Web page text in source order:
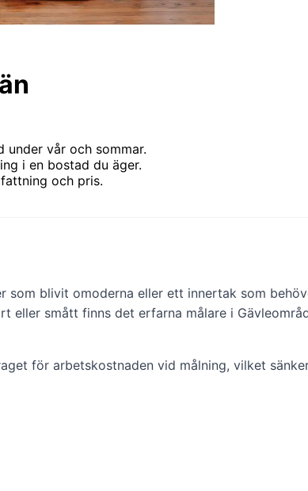
vår och sommar.
i en bostad du äger.
och pris.
som blivit omoderna eller ett innertak som
eller smått finns det erfarna målare i
för arbetskostnaden vid målning, vilket